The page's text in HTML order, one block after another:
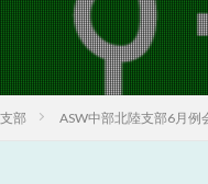
部 ASW中部北陸支部6月